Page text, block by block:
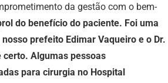
da gestão com o bem-
do benefício do paciente. Foi uma
prefeito Edimar Vaqueiro e o Dr.
certo. Algumas pessoas
para cirurgia no Hospital